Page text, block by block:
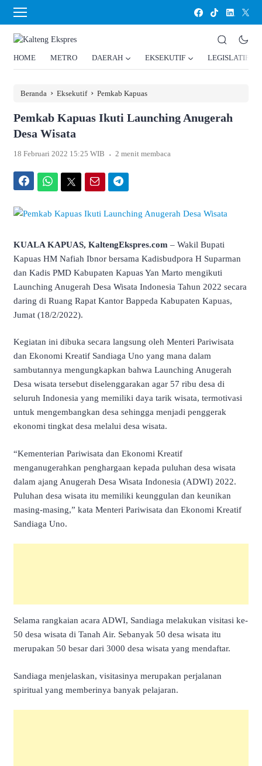
HOME METRO DAERAH EKSEKUTIF LEGISLATIF
Beranda › Eksekutif › Pemkab Kapuas
Pemkab Kapuas Ikuti Launching Anugerah
Desa Wisata
18 Februari 2022 15:25 WIB . 2 menit membaca
KUALA KAPUAS, KaltengEkspres.com – Wakil Bupati
Kapuas HM Nafiah Ibnor bersama Kadisbudpora H Suparman
dan Kadis PMD Kabupaten Kapuas Yan Marto mengikuti
Launching Anugerah Desa Wisata Indonesia Tahun 2022 secara
daring di Ruang Rapat Kantor Bappeda Kabupaten Kapuas,
Jumat (18/2/2022).
Kegiatan ini dibuka secara langsung oleh Menteri Pariwisata
dan Ekonomi Kreatif Sandiaga Uno yang mana dalam
sambutannya mengungkapkan bahwa Launching Anugerah
Desa wisata tersebut diselenggarakan agar 57 ribu desa di
seluruh Indonesia yang memiliki daya tarik wisata, termotivasi
untuk mengembangkan desa sehingga menjadi penggerak
ekonomi tingkat desa melalui desa wisata.
“Kementerian Pariwisata dan Ekonomi Kreatif
menganugerahkan penghargaan kepada puluhan desa wisata
dalam ajang Anugerah Desa Wisata Indonesia (ADWI) 2022.
Puluhan desa wisata itu memiliki keunggulan dan keunikan
masing-masing,” kata Menteri Pariwisata dan Ekonomi Kreatif
Sandiaga Uno.
Selama rangkaian acara ADWI, Sandiaga melakukan visitasi ke-
50 desa wisata di Tanah Air. Sebanyak 50 desa wisata itu
merupakan 50 besar dari 3000 desa wisata yang mendaftar.
Sandiaga menjelaskan, visitasinya merupakan perjalanan
spiritual yang memberinya banyak pelajaran.